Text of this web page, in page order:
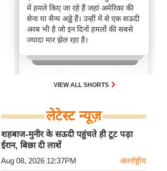
में हमले किए जा रहे हैं जहां अमेरिका की
सेना या सैन्य अड्डे हैं। उन्हीं में से एक सऊदी
अरब भी है जो इन दिनों हमलों की सबसे
ज्यादा मार झेल रहा है।
VIEW ALL SHORTS
लेटेस्ट न्यूज़
शहबाज-मुनीर के सऊदी पहुंचते ही टूट पड़ा
ईरान, बिछा दी लाशें
Aug 08, 2026 12:37PM अंतर्राष्ट्रीय